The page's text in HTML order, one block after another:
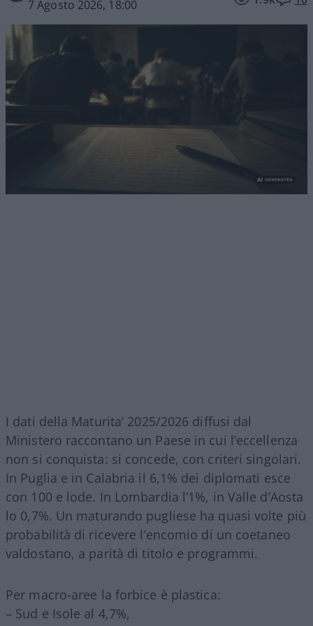
7 Agosto 2026, 18:00
I dati della Maturita’ 2025/2026 diffusi dal
Ministero raccontano un Paese in cui l’eccellenza
non si conquista: si concede, con criteri singolari.
In Puglia e in Calabria il 6,1% dei diplomati esce
con 100 e lode. In Lombardia l’1%, in Valle d’Aosta
lo 0,7%. Un maturando pugliese ha quasi volte più
probabilità di ricevere l’encomio di un coetaneo
valdostano, a parità di titolo e programmi.
Per macro-aree la forbice è plastica:
– Sud e Isole al 4,7%,